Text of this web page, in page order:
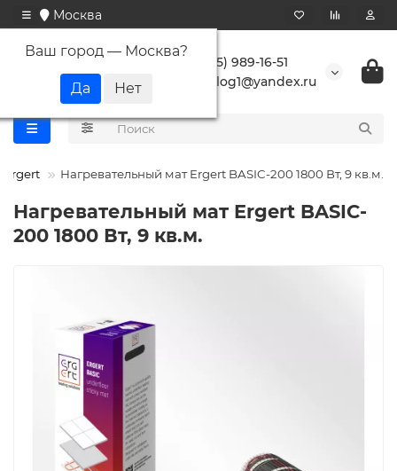
Москва
Ваш город — Москва?
+7 (495) 989-16-51
buranlog1@yandex.ru
Ergert Нагревательный мат Ergert BASIC-200 1800 Вт, 9 кв.м.
Нагревательный мат Ergert BASIC-
200 1800 Вт, 9 кв.м.